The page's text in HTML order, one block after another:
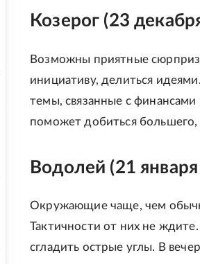
Козерог (23
Возможны приятные
инициативу, делиться
темы, связанные с
поможет добиться
Водолей (21
Окружающие чаще, чем
Тактичности от них не
сгладить острые углы. В